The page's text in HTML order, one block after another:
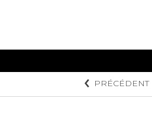
PARTITIONS
POUR
PRÉCÉDENT